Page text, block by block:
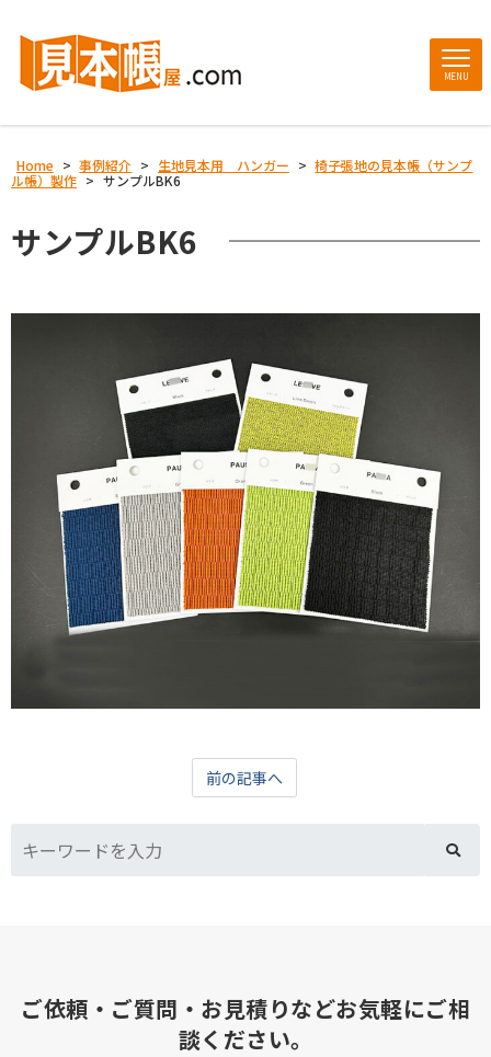
MENU
Home > 事例紹介 > 生地見本用 ハンガー > 椅子張地の見本帳（サンプ
ル帳）製作 > サンプルBK6
サンプルBK6
前の記事へ
ご依頼・ご質問・お見積りなどお気軽にご相
談ください。